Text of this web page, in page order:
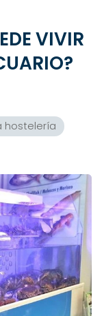
VIVIR
hostelería